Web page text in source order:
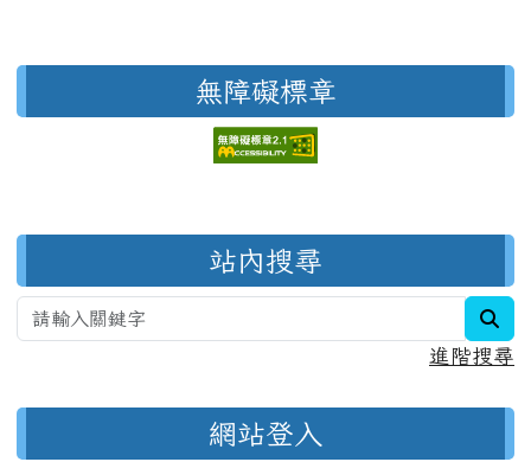
無障礙標章
站內搜尋
進階搜尋
網站登入